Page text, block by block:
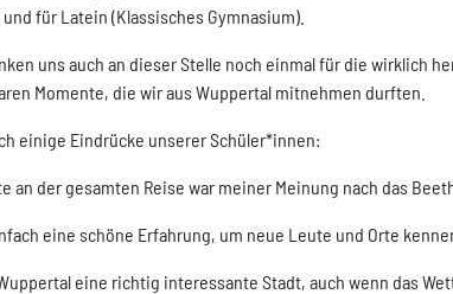
für Latein (Klassisches Gymnasium).
uns auch an dieser Stelle noch einmal für die wirklich
Momente, die wir aus Wuppertal mitnehmen durften.
einige Eindrücke unserer Schüler*innen:
an der gesamten Reise war meiner Meinung nach das
eine schöne Erfahrung, um neue Leute und Orte
eine richtig interessante Stadt, auch wenn das